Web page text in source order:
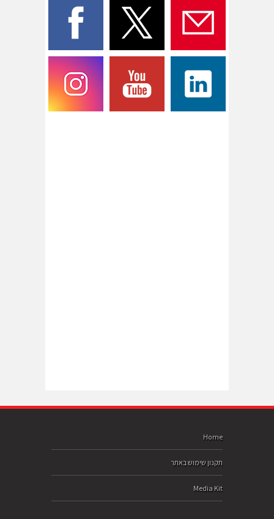
Home
תקנון שימוש באתר
Media Kit